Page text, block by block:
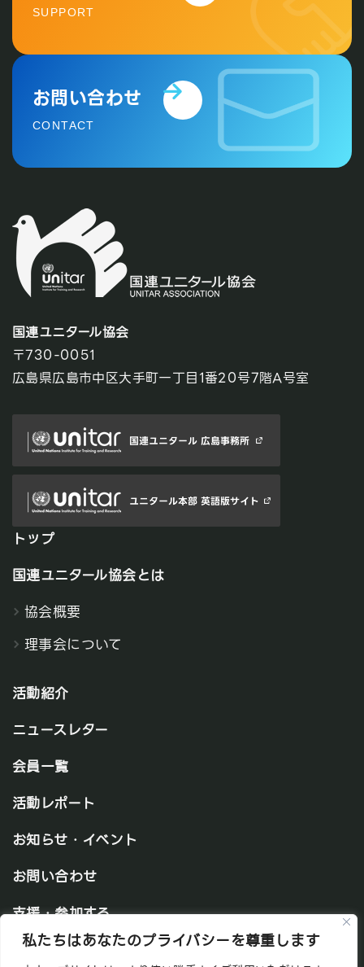
私たちはあなたのプライバシーを尊重します
SUPPORT
お問い合わせ
CONTACT
国連ユニタール協会
〒730-0051
広島県広島市中区大手町一丁目1番20号7階A号室
トップ
国連ユニタール協会とは
協会概要
理事会について
活動紹介
ニュースレター
会員一覧
活動レポート
お知らせ・イベント
お問い合わせ
支援・参加する
プライバシーポリシー